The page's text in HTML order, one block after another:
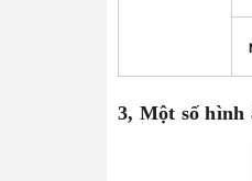
3, Một số hình